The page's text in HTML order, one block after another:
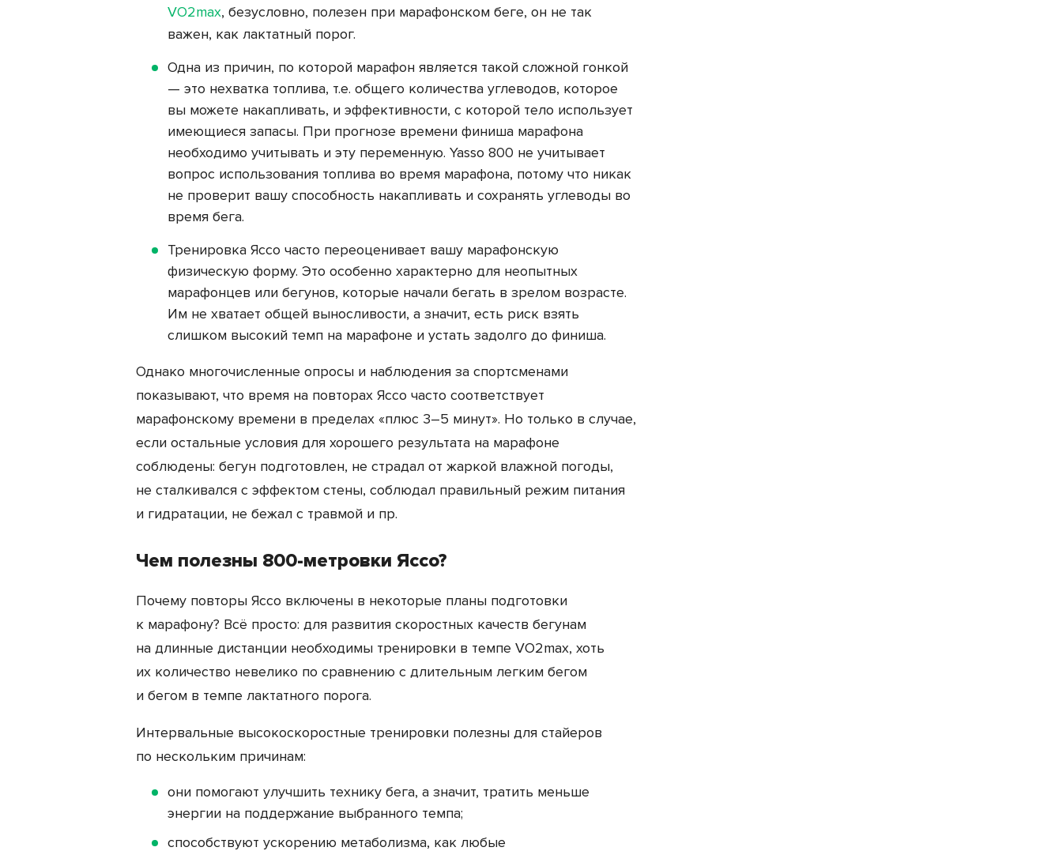
VO2max, безусловно, полезен при марафонском беге, он не так
важен, как лактатный порог.
Одна из причин, по которой марафон является такой сложной гонкой
— это нехватка топлива, т.е. общего количества углеводов, которое
вы можете накапливать, и эффективности, с которой тело использует
имеющиеся запасы. При прогнозе времени финиша марафона
необходимо учитывать и эту переменную. Yasso 800 не учитывает
вопрос использования топлива во время марафона, потому что никак
не проверит вашу способность накапливать и сохранять углеводы во
время бега.
Тренировка Яссо часто переоценивает вашу марафонскую
физическую форму. Это особенно характерно для неопытных
марафонцев или бегунов, которые начали бегать в зрелом возрасте.
Им не хватает общей выносливости, а значит, есть риск взять
слишком высокий темп на марафоне и устать задолго до финиша.
Однако многочисленные опросы и наблюдения за спортсменами
показывают, что время на повторах Яссо часто соответствует
марафонскому времени в пределах «плюс 3–5 минут». Но только в случае,
если остальные условия для хорошего результата на марафоне
соблюдены: бегун подготовлен, не страдал от жаркой влажной погоды,
не сталкивался с эффектом стены, соблюдал правильный режим питания
и гидратации, не бежал с травмой и пр.
Чем полезны 800-метровки Яссо?
Почему повторы Яссо включены в некоторые планы подготовки
к марафону? Всё просто: для развития скоростных качеств бегунам
на длинные дистанции необходимы тренировки в темпе VO2max, хоть
их количество невелико по сравнению с длительным легким бегом
и бегом в темпе лактатного порога.
Интервальные высокоскоростные тренировки полезны для стайеров
по нескольким причинам:
они помогают улучшить технику бега, а значит, тратить меньше
энергии на поддержание выбранного темпа;
способствуют ускорению метаболизма, как любые